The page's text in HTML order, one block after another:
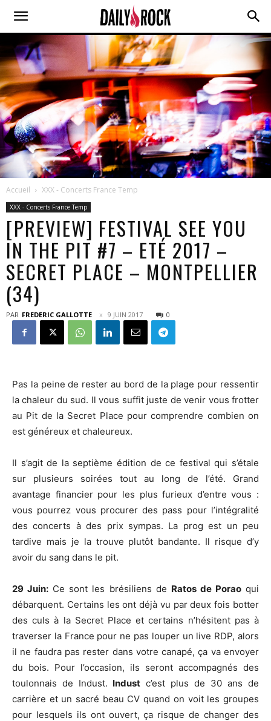
Accueil XXX - Concerts France Temp
XXX - Concerts France Temp
[PREVIEW] FESTIVAL SEE YOU
IN THE PIT #7 – ETÉ 2017 –
SECRET PLACE – MONTPELLIER
(34)
PAR FREDERIC GALLOTTE 9 JUIN 2017 0
Pas la peine de rester au bord de la plage pour ressentir
la chaleur du sud. Il vous suffit juste de venir vous frotter
au Pit de la Secret Place pour comprendre combien on
est généreux et chaleureux.
Il s’agit de la septième édition de ce festival qui s’étale
sur plusieurs soirées tout au long de l’été. Grand
avantage financier pour les plus furieux d’entre vous :
vous pourrez vous procurer des pass pour l’intégralité
des concerts à des prix sympas. La prog est un peu
tardive mais je la trouve plutôt bandante. Il risque d’y
avoir du sang dans le pit.
29 Juin: Ce sont les brésiliens de Ratos de Poraoqui
débarquent. Certains les ont déjà vu par deux fois botter
des culs à la Secret Place et certains n’hésitent pas à
traverser la France pour ne pas louper un live RDP, alors
il ne faudra pas rester dans votre canapé, ça va envoyer
du bois. Pour l’occasion, ils seront accompagnés des
toulonnais de Indust. Indust c’est plus de 30 ans de
carrière et un sacré beau CV quand on voit les groupes
pour lesquels ils ont ouvert, ça risque de changer des